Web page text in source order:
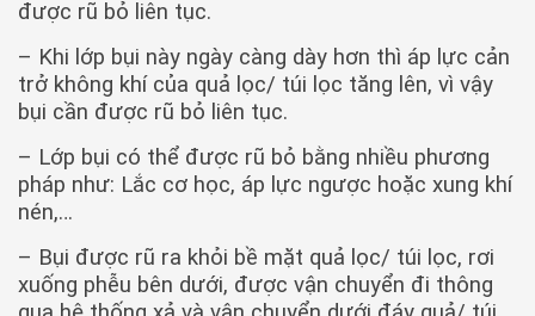
được rũ bỏ liên tục.
– Khi lớp bụi này ngày càng dày hơn thì áp lực cản
trở không khí của quả lọc/ túi lọc tăng lên, vì vậy
bụi cần được rũ bỏ liên tục.
– Lớp bụi có thể được rũ bỏ bằng nhiều phương
pháp như: Lắc cơ học, áp lực ngược hoặc xung khí
nén,…
– Bụi được rũ ra khỏi bề mặt quả lọc/ túi lọc, rơi
xuống phễu bên dưới, được vận chuyển đi thông